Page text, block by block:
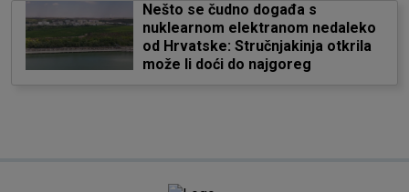
Nešto se čudno događa s
nuklearnom elektranom nedaleko
od Hrvatske: Stručnjakinja otkrila
može li doći do najgoreg